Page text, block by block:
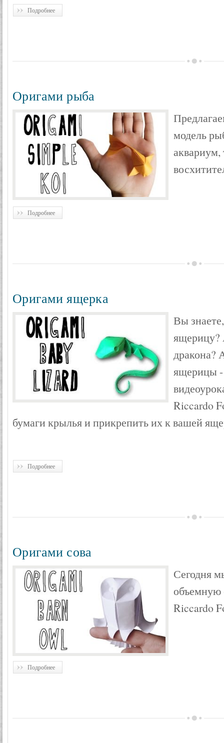
Подробнее
Оригами рыба
модель
аквариум,
Подробнее
Оригами ящерка
Вы
ящерицу?
дракона?
ящерицы -
Riccardo
бумаги крылья и прикрепить их к вашей
Подробнее
Оригами сова
Сегодня
объемную
Riccardo
Подробнее